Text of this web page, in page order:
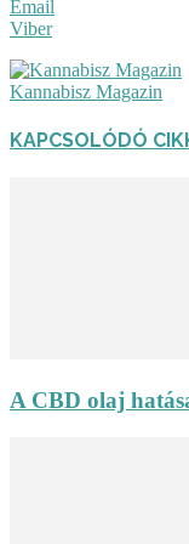
Email
Viber
Kannabisz Magazin
KAPCSOLÓDÓ
A CBD olaj